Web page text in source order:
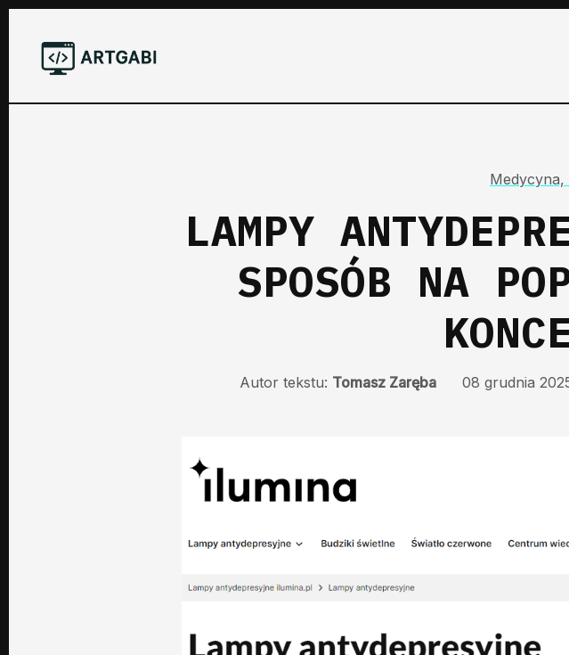
Medycyna,
LAMPY
SPOSÓB NA
Autor tekstu: Tomasz Zaręba 08 grudnia